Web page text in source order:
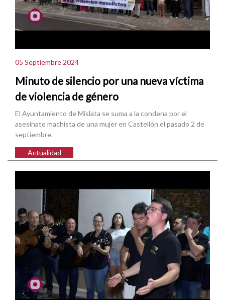
05 Septiembre 2024
Minuto de silencio por una nueva víctima
de violencia de género
El Ayuntamiento de Mislata se suma a la condena por el
asesinato machista de una mujer en Castellón el pasado 2 de
septiembre.
Actualidad